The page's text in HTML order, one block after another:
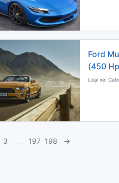
Ford
(450
Loại xe:
3 197 198 →